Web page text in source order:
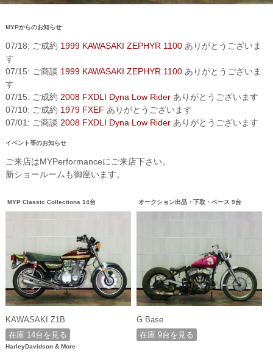
MYPからのお知らせ
07/18: ご成約 1999 KAWASAKI ZEPHYR 1100ありがとうございま
す
07/15: ご商談 1999 KAWASAKI ZEPHYR 1100ありがとうございま
す
07/15: ご成約 2008 FXDLI Dyna Low Riderありがとうございます
07/10: ご成約 1979 FXEF ありがとうございます
07/01: ご商談 2008 FXDLI Dyna Low Riderありがとうございます
イベント等のお知らせ
ご来店はMYPerformanceにご来店下さい。
新ショールームも御座います。
MYP Classic Collections 14台
KAWASAKI Z1B
在庫 14台を見る
オークション出品・下取・ベース 9台
G Base
在庫 9台を見る
HarleyDavidson & More